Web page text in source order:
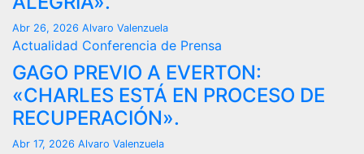
Abr 26, 2026 Alvaro Valenzuela
Actualidad Conferencia de Prensa
GAGO PREVIO A EVERTON:
«CHARLES ESTÁ EN PROCESO DE
RECUPERACIÓN».
Abr 17, 2026 Alvaro Valenzuela